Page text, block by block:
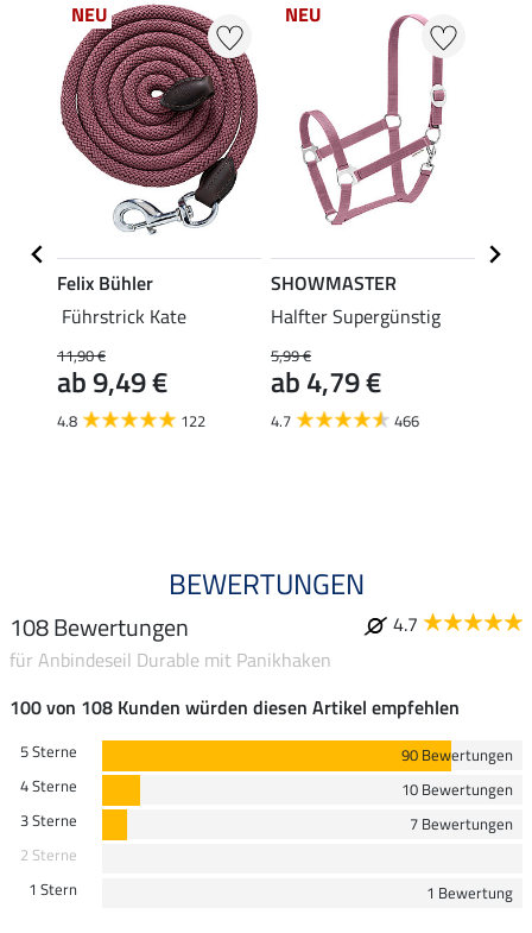
NEU
Felix Bühler
Führstrick Kate
11,90 €
ab 9,49 €
4.8 122
NEU
SHOWMASTER
Halfter Supergünstig
5,99 €
ab 4,79 €
4.7 466
BEWERTUNGEN
108 Bewertungen
4.7
für Anbindeseil Durable mit Panikhaken
100 von 108 Kunden würden diesen Artikel empfehlen
5 Sterne
90 Bewertungen
4 Sterne
10 Bewertungen
3 Sterne
7 Bewertungen
2 Sterne
1 Stern
1 Bewertung